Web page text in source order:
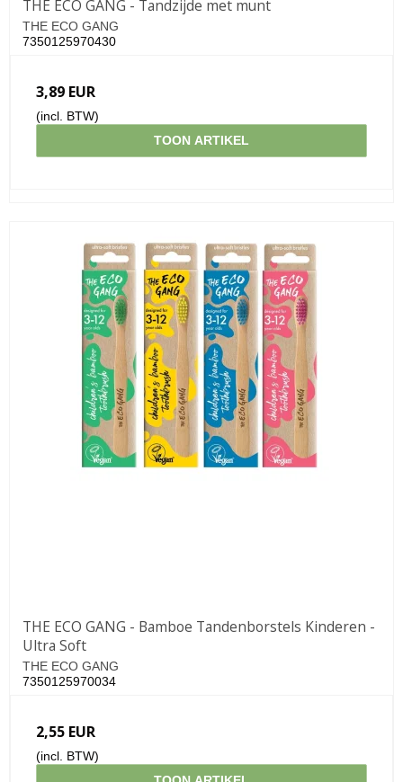
THE ECO GANG - Tandzijde met munt
THE ECO GANG
7350125970430
3,89 EUR
(incl. BTW)
TOON ARTIKEL
THE ECO GANG - Bamboe Tandenborstels Kinderen -
Ultra Soft
THE ECO GANG
7350125970034
2,55 EUR
(incl. BTW)